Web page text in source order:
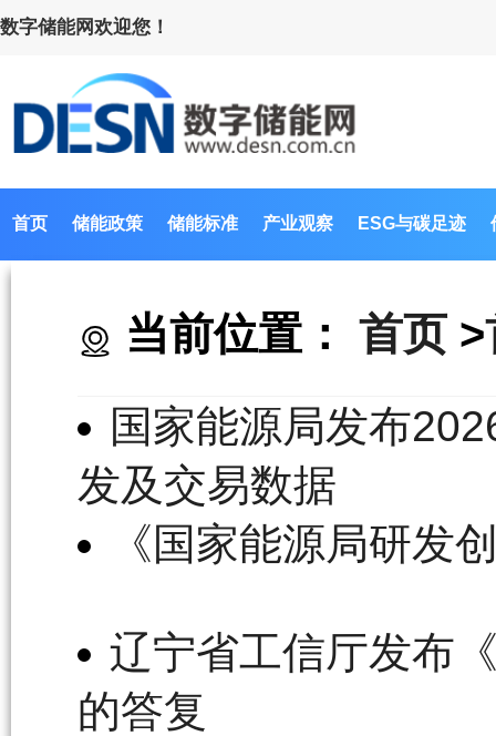
数字储能网欢迎您！
首页 储能政策 储能标准 产业观察 ESG与碳足迹
当前位置： 首页 >
国家能源局发布
发及交易数据
《国家能源局研发
辽宁省工信厅发布
的答复